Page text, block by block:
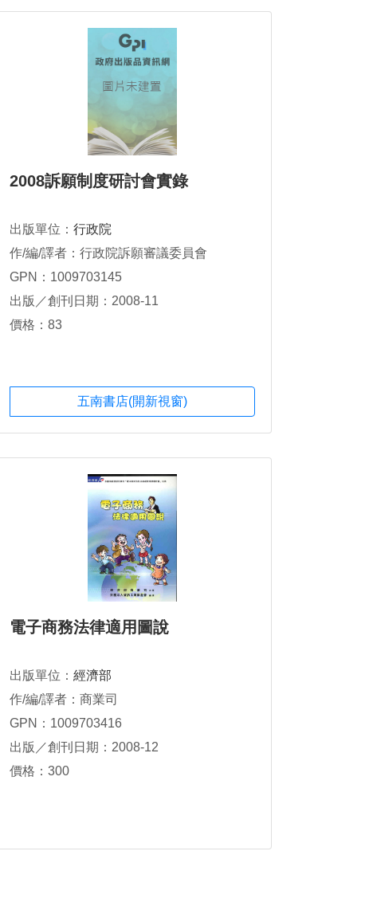
2008訴願制度研討會實錄
出版單位： 行政院
作/編/譯者：行政院訴願審議委員會
GPN：1009703145
出版／創刊日期：2008-11
價格：83
五南書店(開新視窗)
電子商務法律適用圖說
出版單位： 經濟部
作/編/譯者：商業司
GPN：1009703416
出版／創刊日期：2008-12
價格：300